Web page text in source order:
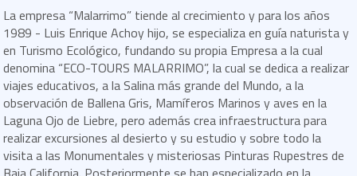
La empresa “Malarrimo” tiende al crecimiento y para los años
1989 - Luis Enrique Achoy hijo, se especializa en guía naturista y
en Turismo Ecológico, fundando su propia Empresa a la cual
denomina “ECO-TOURS MALARRIMO”, la cual se dedica a realizar
viajes educativos, a la Salina más grande del Mundo, a la
observación de Ballena Gris, Mamíferos Marinos y aves en la
Laguna Ojo de Liebre, pero además crea infraestructura para
realizar excursiones al desierto y su estudio y sobre todo la
visita a las Monumentales y misteriosas Pinturas Rupestres de